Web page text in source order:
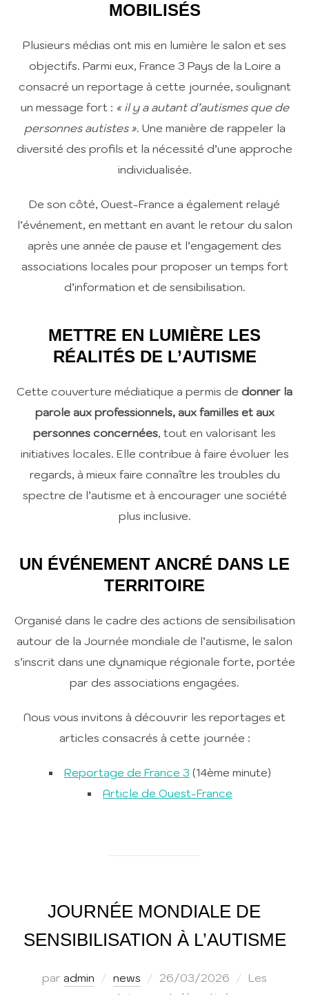
MOBILISÉS
Plusieurs médias ont mis en lumière le salon et ses
objectifs. Parmi eux, France 3 Pays de la Loire a
consacré un reportage à cette journée, soulignant
un message fort : « il y a autant d’autismes que de
personnes autistes ». Une manière de rappeler la
diversité des profils et la nécessité d’une approche
individualisée.
De son côté, Ouest-France a également relayé
l’événement, en mettant en avant le retour du salon
après une année de pause et l’engagement des
associations locales pour proposer un temps fort
d’information et de sensibilisation.
METTRE EN LUMIÈRE LES
RÉALITÉS DE L’AUTISME
Cette couverture médiatique a permis de donner la
parole aux professionnels, aux familles et aux
personnes concernées, tout en valorisant les
initiatives locales. Elle contribue à faire évoluer les
regards, à mieux faire connaître les troubles du
spectre de l’autisme et à encourager une société
plus inclusive.
UN ÉVÉNEMENT ANCRÉ DANS LE
TERRITOIRE
Organisé dans le cadre des actions de sensibilisation
autour de la Journée mondiale de l’autisme, le salon
s’inscrit dans une dynamique régionale forte, portée
par des associations engagées.
Nous vous invitons à découvrir les reportages et
articles consacrés à cette journée :
Reportage de France 3 (14ème minute)
Article de Ouest-France
JOURNÉE MONDIALE DE
SENSIBILISATION À L’AUTISME
par admin news
Publié
26/03/2026
Les